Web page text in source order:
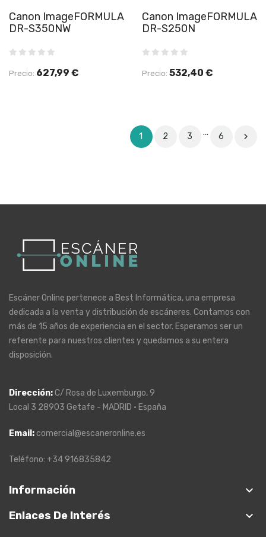
Canon ImageFORMULA
DR-S350NW
Precio: 627,99 €
Canon ImageFORMULA
DR-S250N
Precio: 532,40 €
1 2 3 … 6 
Escáner Online pertenece a Best Informática, una empresa
dedicada a la venta y distribución de escáneres. Contamos con
más de 15 años de experiencia en el sector. Esperamos ser un
referente para nuestros clientes y quedamos a su entera
disposición.
Dirección:C/ Rosa de Luxemburgo, 9
Local 3 28903 Getafe - MADRID · España
Email: comercial@escaneronline.es
Teléfono: +34 916835842
Información keyboard_arrow_down
Enlaces De Interés keyboard_arrow_down